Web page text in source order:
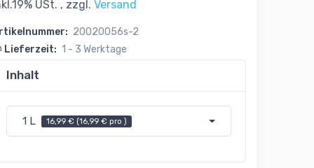
USt. , zzgl. Versand
20020056s-2
Lieferzeit: 1 - 3 Werktage
Inhalt
1 L 16,99 € (16,99 € pro )